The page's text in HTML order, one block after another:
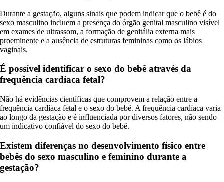
Durante a gestação, alguns sinais que podem indicar que o bebê é do
sexo masculino incluem a presença do órgão genital masculino visível
em exames de ultrassom, a formação de genitália externa mais
proeminente e a ausência de estruturas femininas como os lábios
vaginais.
É possível identificar o sexo do bebê através da
frequência cardíaca fetal?
Não há evidências científicas que comprovem a relação entre a
frequência cardíaca fetal e o sexo do bebê. A frequência cardíaca varia
ao longo da gestação e é influenciada por diversos fatores, não sendo
um indicativo confiável do sexo do bebê.
Existem diferenças no desenvolvimento físico entre
bebês do sexo masculino e feminino durante a
gestação?